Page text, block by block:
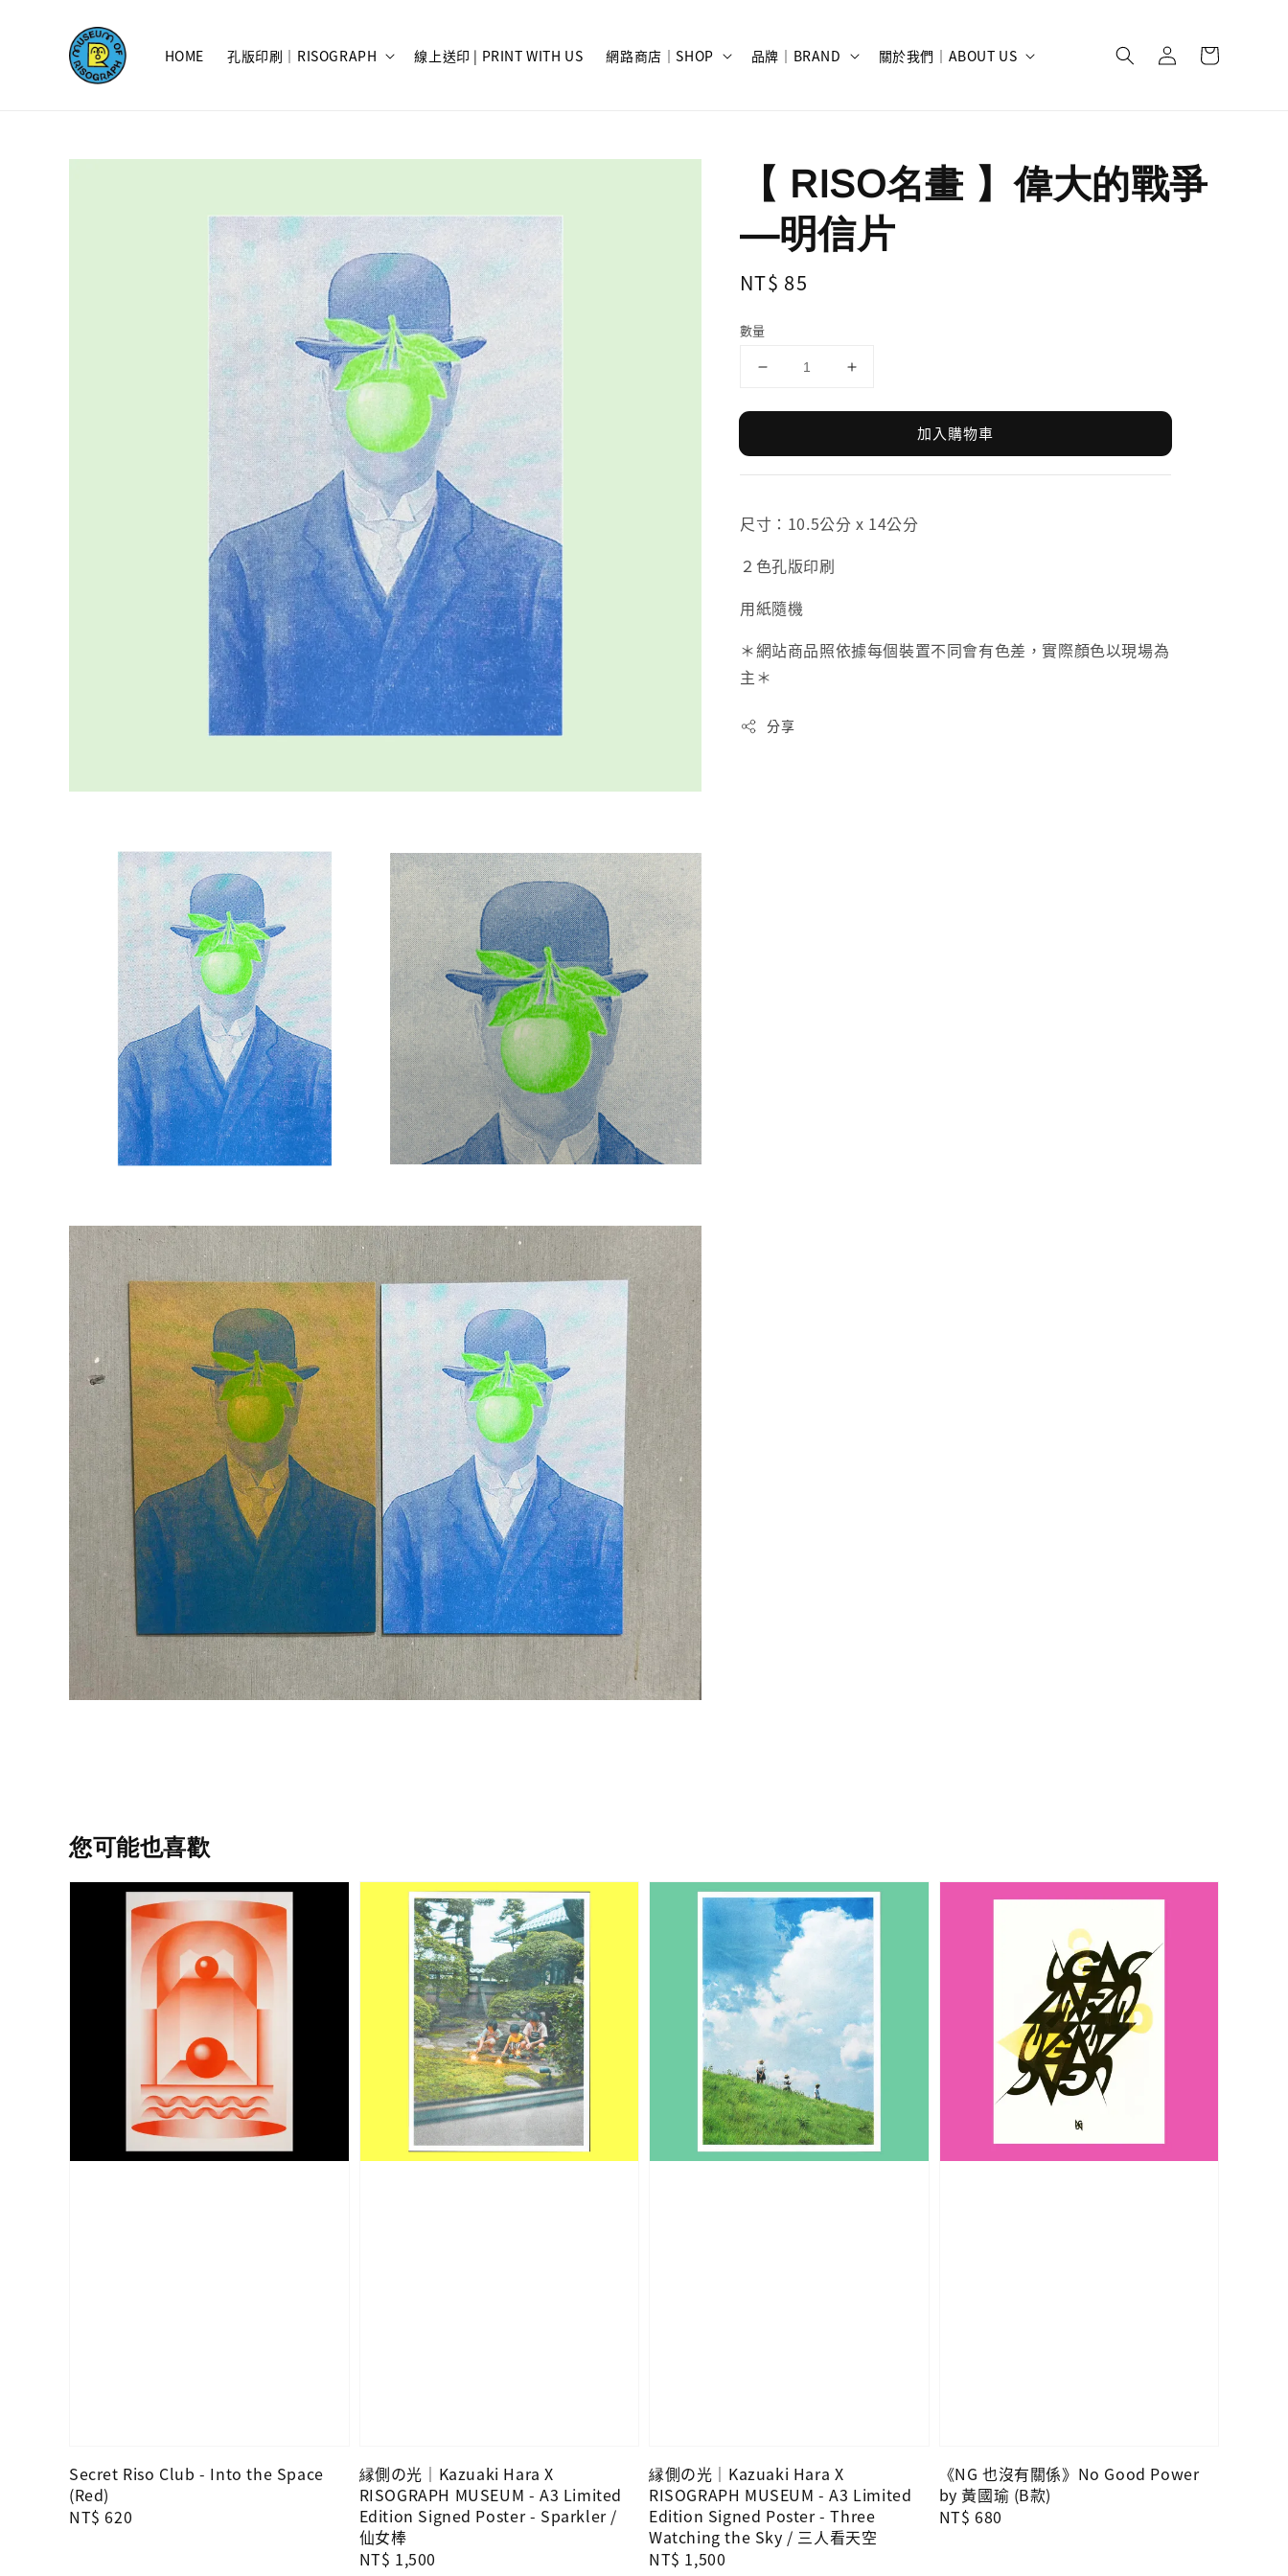
HOME 孔版印刷｜RISOGRAPH 線上送印 | PRINT WITH US 網路商店｜SHOP 品牌｜BRAND 關於我們｜ABOUT US
【 RISO名畫 】偉大的戰爭
—明信片
Regular
NT$ 85
數量
加入購物車
尺寸：10.5公分 x 14公分
２色孔版印刷
用紙隨機
＊網站商品照依據每個裝置不同會有色差，實際顏色以現場為
主＊
分享
您可能也喜歡
Secret Riso Club - Into the Space
(Red)
Regular
NT$ 620
縁側の光｜Kazuaki Hara X
RISOGRAPH MUSEUM - A3 Limited
Edition Signed Poster - Sparkler /
仙女棒
Regular
NT$ 1,500
縁側の光｜Kazuaki Hara X
RISOGRAPH MUSEUM - A3 Limited
Edition Signed Poster - Three
Watching the Sky / 三人看天空
Regular
NT$ 1,500
《NG 也沒有關係》No Good Power
by 黃國瑜 (B款)
Regular
NT$ 680